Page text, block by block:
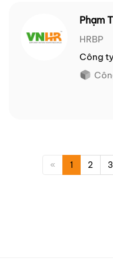
Phạm
HRBP
Công
« 1 2 3